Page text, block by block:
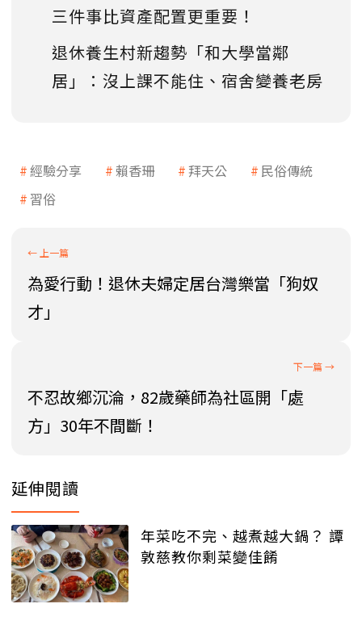
三件事比資產配置更重要！
退休養生村新趨勢「和大學當鄰
居」：沒上課不能住、宿舍變養老房
經驗分享 賴香珊 拜天公
民俗傳統
習俗
為愛行動！退休夫婦定居台灣樂當「狗奴
才」
不忍故鄉沉淪，82歲藥師為社區開「處
方」30年不間斷！
延伸閱讀
年菜吃不完、越煮越大鍋？ 譚
敦慈教你剩菜變佳餚